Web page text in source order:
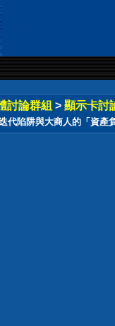
討論群組 > 顯示卡討
代陷阱與大商人的「資產